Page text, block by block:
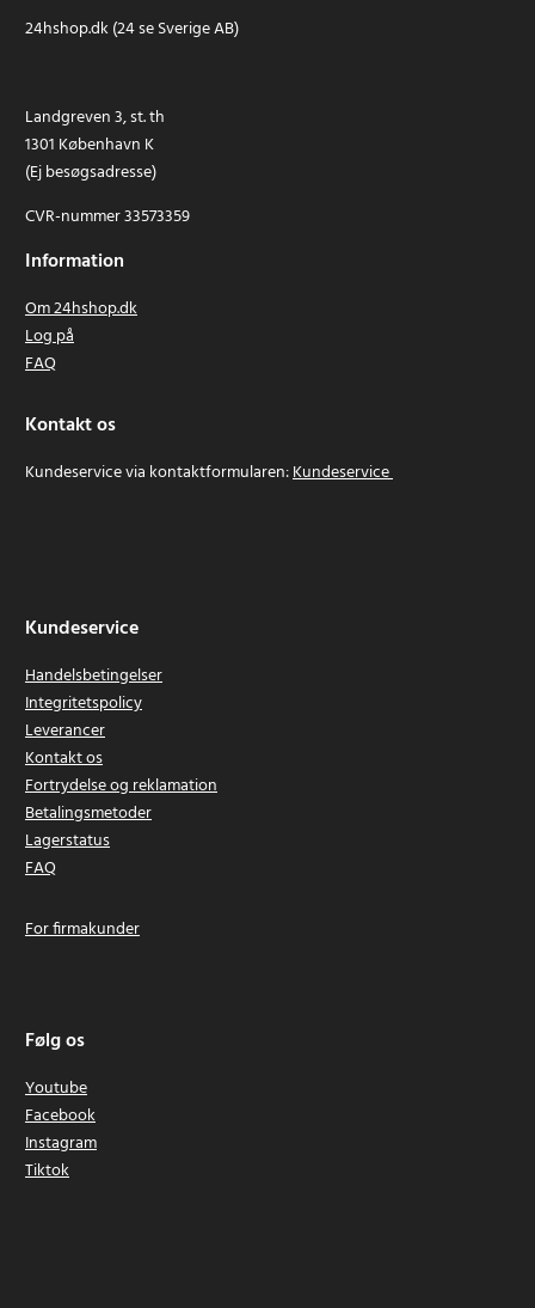
24hshop.dk (24 se Sverige AB)
Landgreven 3, st. th
1301 København K
(Ej besøgsadresse)
CVR-nummer 33573359
Information
Om 24hshop.dk
Log på
FAQ
Kontakt os
Kundeservice via kontaktformularen:Kundeservice
Kundeservice
Handelsbetingelser
Integritetspolicy
Leverancer
Kontakt os
Fortrydelse og reklamation
Betalingsmetoder
Lagerstatus
FAQ
For firmakunder
Følg os
Youtube
Facebook
Instagram
Tiktok